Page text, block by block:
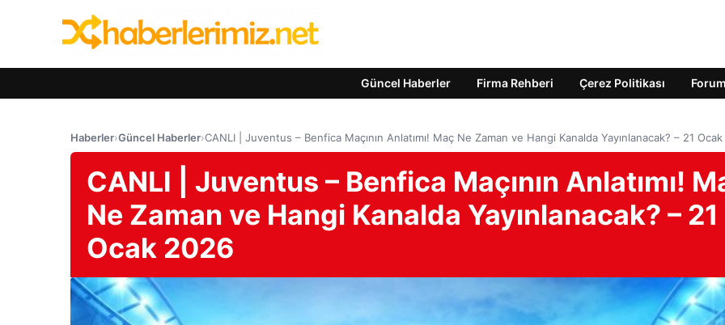
Güncel Haberler Firma Rehberi Çerez Politikası Forum
Haberler›Güncel Haberler›CANLI | Juventus – Benfica Maçının Anlatımı! Maç Ne Zaman ve Hangi Kanalda Yayınlanacak? – 21
CANLI | Juventus – Benfica Maçının Anlatımı!
Ne Zaman ve Hangi Kanalda Yayınlanacak? – 21
Ocak 2026